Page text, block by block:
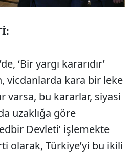
‘Bir yargı kararıdır’
vicdanlarda kara bir leke
varsa, bu kararlar, siyasi
uzaklığa göre
Devleti’ işlemekte
olarak, Türkiye’yi bu ikili